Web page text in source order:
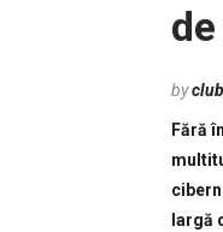
by
Fără
largă